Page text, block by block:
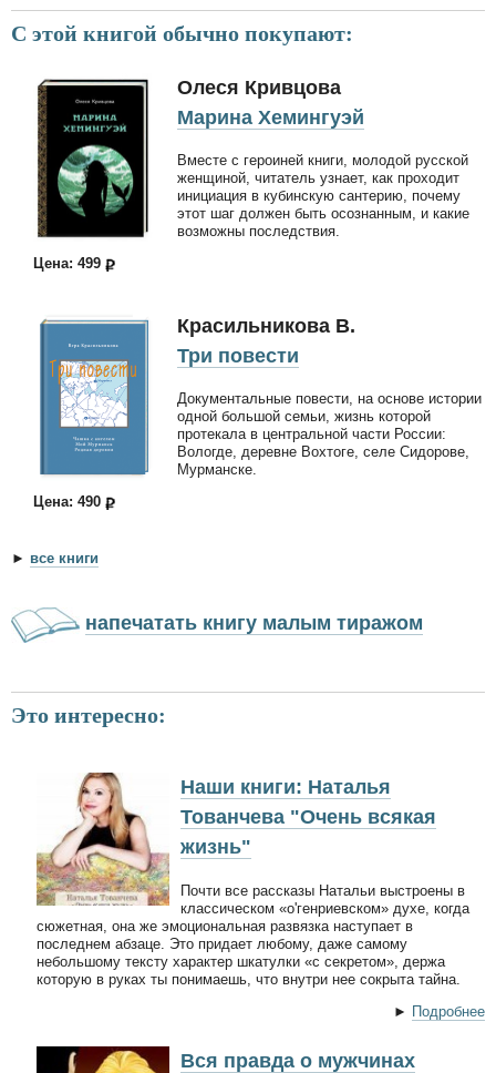
С этой книгой обычно покупают:
Олеся Кривцова
Марина Хемингуэй
Вместе с героиней книги, молодой русской
женщиной, читатель узнает, как проходит
инициация в кубинскую сантерию, почему
этот шаг должен быть осознанным, и какие
возможны последствия.
Цена: 499
Красильникова В.
Три повести
Документальные повести, на основе истории
одной большой семьи, жизнь которой
протекала в центральной части России:
Вологде, деревне Вохтоге, селе Сидорове,
Мурманске.
Цена: 490
► все книги
напечатать книгу малым тиражом
Это интересно:
Наши книги: Наталья
Тованчева "Очень всякая
жизнь"
Почти все рассказы Натальи выстроены в
классическом «о'генриевском» духе, когда
сюжетная, она же эмоциональная развязка наступает в
последнем абзаце. Это придает любому, даже самому
небольшому тексту характер шкатулки «с секретом», держа
которую в руках ты понимаешь, что внутри нее сокрыта тайна.
► Подробнее
Вся правда о мужчинах